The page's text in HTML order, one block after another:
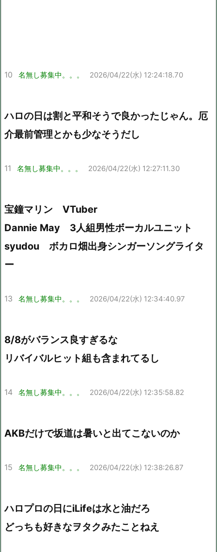
10 名無し募集中。。。 2026/04/22(水) 12:24:18.70
ハロの日は割と平和そうで良かったじゃん。厄
介最前管理とかも少なそうだし
11 名無し募集中。。。 2026/04/22(水) 12:27:11.30
宝鐘マリン VTuber
Dannie May 3人組男性ボーカルユニット
syudou ボカロ畑出身シンガーソングライタ
ー
13 名無し募集中。。。 2026/04/22(水) 12:34:40.97
8/8がバランス良すぎるな
リバイバルヒット組も含まれてるし
14 名無し募集中。。。 2026/04/22(水) 12:35:58.82
AKBだけで坂道は暑いと出てこないのか
15 名無し募集中。。。 2026/04/22(水) 12:38:26.87
ハロプロの日にiLifeは水と油だろ
どっちも好きなヲタクみたことねえ